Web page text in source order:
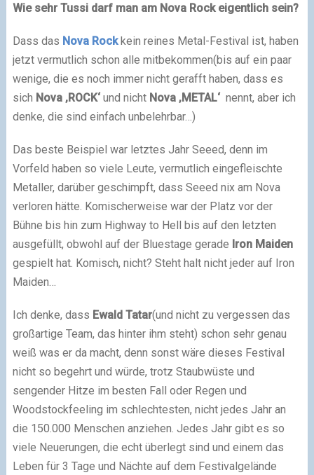
Wie sehr Tussi darf man am Nova Rockeigentlich sein?
Dass das Nova Rockkein reines Metal-Festival ist, haben
jetzt vermutlich schon alle mitbekommen(bis auf ein paar
wenige, die es noch immer nicht gerafft haben, dass es
sich Nova ‚ROCK‘und nicht Nova ‚METAL‘nennt, aber ich
denke, die sind einfach unbelehrbar…)
Das beste Beispiel war letztes Jahr Seeed, denn im
Vorfeld haben so viele Leute, vermutlich eingefleischte
Metaller, darüber geschimpft, dass Seeed nix am Nova
verloren hätte. Komischerweise war der Platz vor der
Bühne bis hin zum Highway to Hell bis auf den letzten
ausgefüllt, obwohl auf der Bluestage gerade Iron Maiden
gespielt hat. Komisch, nicht? Steht halt nicht jeder auf Iron
Maiden…
Ich denke, dass Ewald Tatar(und nicht zu vergessen das
großartige Team, das hinter ihm steht) schon sehr genau
weiß was er da macht, denn sonst wäre dieses Festival
nicht so begehrt und würde, trotz Staubwüste und
sengender Hitze im besten Fall oder Regen und
Woodstockfeeling im schlechtesten, nicht jedes Jahr an
die 150.000 Menschen anziehen. Jedes Jahr gibt es so
viele Neuerungen, die echt überlegt sind und einem das
Leben für 3 Tage und Nächte auf dem Festivalgelände